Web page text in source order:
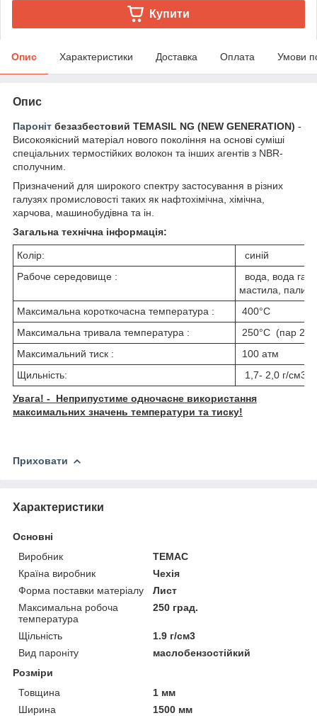
Купити
Опис Характеристики Доставка Оплата Умови
Опис
Пароніт безазбестовий TEMASIL NG (NEW GENERATION) -
Високоякісний матеріал нового покоління на основі суміші
спеціальних термостійких волокон та інших агентів з NBR-
сполучним.
Призначений для широкого спектру застосування в різних
галузях промисловості таких як нафтохімічна, хімічна,
харчова, машинобудівна та ін.
Загальна технічна інформація:
Колір:
синій
Рабоче середовище :
вода, вода
мастила,
Максимальна короткочасна температура :
400°C
Максимальна тривала температура :
250°C (пар
Максимальний тиск :
100 атм
Щильність:
1,7- 2,0 г/см3
Увага! - Неприпустиме одночасне використання
максимальних значень температури та тиску!
Приховати
Характеристики
Основні
Виробник
TEMAC
Країна виробник
Чехія
Форма поставки матеріалу
Лист
Максимальна робоча
температура
250 град.
Щільність
1.9 г/см3
Вид пароніту
маслобензостійкий
Розміри
Товщина
1 мм
Ширина
1500 мм